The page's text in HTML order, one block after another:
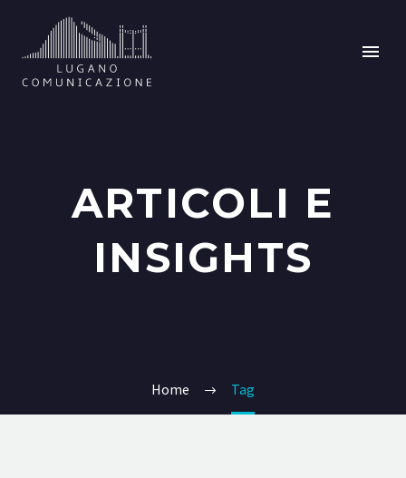
ARTICOLI E
INSIGHTS
Home Tag